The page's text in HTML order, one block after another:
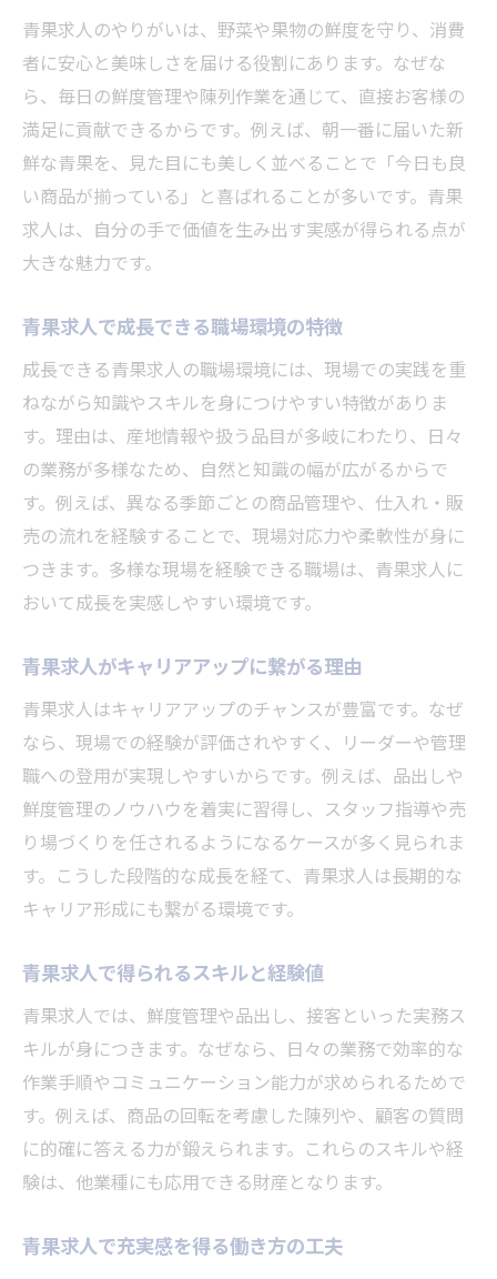
青果求人のやりがいは、野菜や果物の鮮度を守り、消費
者に安心と美味しさを届ける役割にあります。なぜな
ら、毎日の鮮度管理や陳列作業を通じて、直接お客様の
満足に貢献できるからです。例えば、朝一番に届いた新
鮮な青果を、見た目にも美しく並べることで「今日も良
い商品が揃っている」と喜ばれることが多いです。青果
求人は、自分の手で価値を生み出す実感が得られる点が
大きな魅力です。
青果求人で成長できる職場環境の特徴
成長できる青果求人の職場環境には、現場での実践を重
ねながら知識やスキルを身につけやすい特徴がありま
す。理由は、産地情報や扱う品目が多岐にわたり、日々
の業務が多様なため、自然と知識の幅が広がるからで
す。例えば、異なる季節ごとの商品管理や、仕入れ・販
売の流れを経験することで、現場対応力や柔軟性が身に
つきます。多様な現場を経験できる職場は、青果求人に
おいて成長を実感しやすい環境です。
青果求人がキャリアアップに繋がる理由
青果求人はキャリアアップのチャンスが豊富です。なぜ
なら、現場での経験が評価されやすく、リーダーや管理
職への登用が実現しやすいからです。例えば、品出しや
鮮度管理のノウハウを着実に習得し、スタッフ指導や売
り場づくりを任されるようになるケースが多く見られま
す。こうした段階的な成長を経て、青果求人は長期的な
キャリア形成にも繋がる環境です。
青果求人で得られるスキルと経験値
青果求人では、鮮度管理や品出し、接客といった実務ス
キルが身につきます。なぜなら、日々の業務で効率的な
作業手順やコミュニケーション能力が求められるためで
す。例えば、商品の回転を考慮した陳列や、顧客の質問
に的確に答える力が鍛えられます。これらのスキルや経
験は、他業種にも応用できる財産となります。
青果求人で充実感を得る働き方の工夫